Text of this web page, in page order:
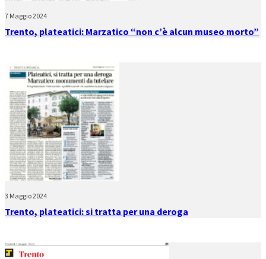
7 Maggio 2024
Trento, plateatici: Marzatico “non c’è alcun museo morto”
3 Maggio 2024
Trento, plateatici: si tratta per una deroga